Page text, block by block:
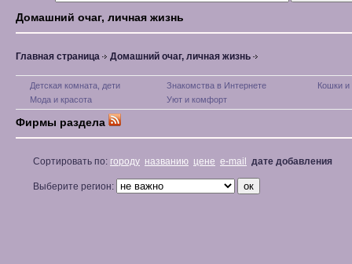
Домашний очаг, личная жизнь
Главная страница Домашний очаг, личная жизнь
Детская комната, дети Знакомства в Интернете
Кошки и
Мода и красота
Уют и комфорт
Фирмы раздела
Сортировать по: городу названию цене e-mail дате добавления
Выберите регион: